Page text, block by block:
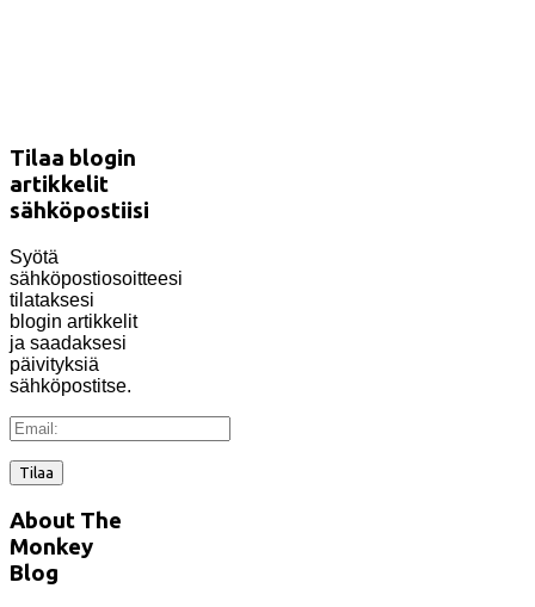
Tilaa blogin
artikkelit
sähköpostiisi
Syötä
sähköpostiosoitteesi
tilataksesi
blogin artikkelit
ja saadaksesi
päivityksiä
sähköpostitse.
Email:
About The
Monkey
Blog